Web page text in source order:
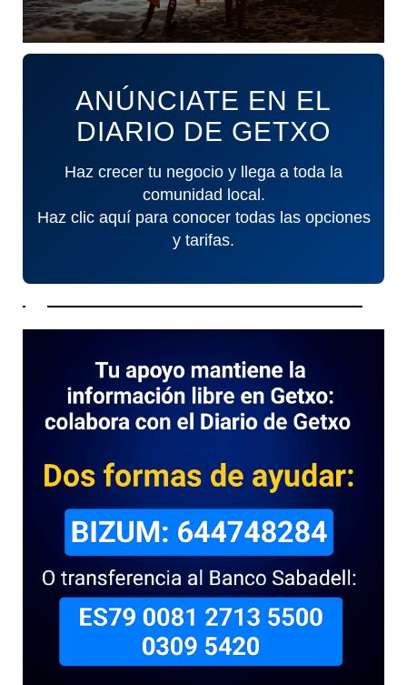
ANÚNCIATE EN EL
DIARIO DE GETXO
Haz crecer tu negocio y llega a toda la
comunidad local.
Haz clic aquí para conocer todas las opciones
y tarifas.